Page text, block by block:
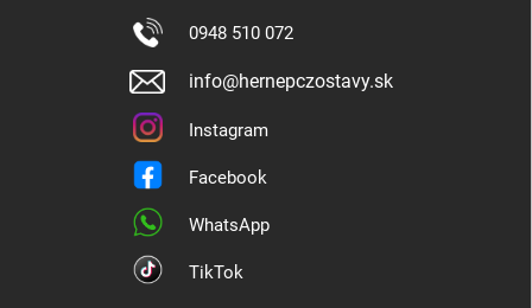
0948 510 072
info@hernepczostavy.sk
Instagram
Facebook
WhatsApp
TikTok